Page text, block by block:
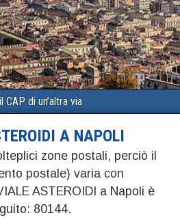
CAP di un’altra via
A NAPOLI
zone postali, perciò il
postale) varia con
ASTEROIDI a Napoli è
80144.